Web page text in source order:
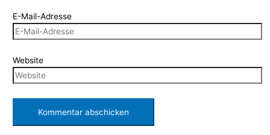
E-Mail-Adresse
Website